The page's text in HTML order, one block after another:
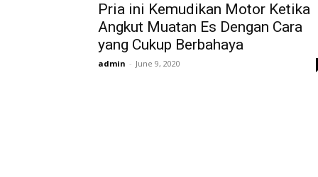
Pria ini Kemudikan Motor Ketika
Angkut Muatan Es Dengan Cara
yang Cukup Berbahaya
admin - June 9, 2020